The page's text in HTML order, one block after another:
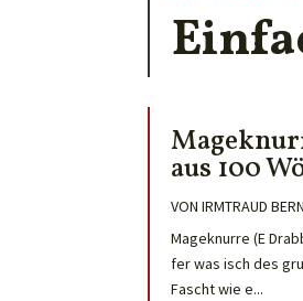
aus 100
VONIRMTRAUD
Mageknurre (E
fer was isch des
Fascht wie e...